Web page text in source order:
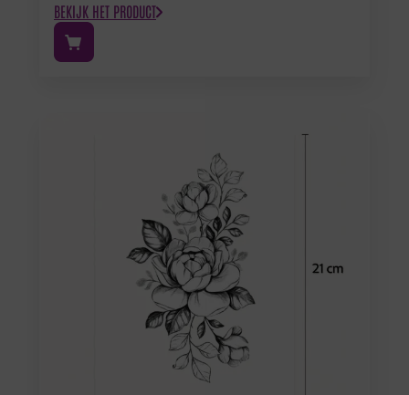
BEKIJK HET PRODUCT